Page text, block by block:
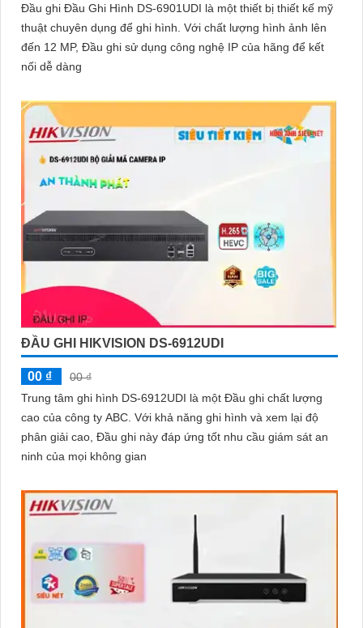
minh với giá cả phải chăng và hình ảnh chất lượng sắc nét. Hãy
đầu tư vào an ninh và yên tâm hơn với Camera Hikvision!
Hy vọng rằng bài viết giới thiệu trên sẽ giúp bạn thu hút được
chất lượng.
Đầu ghi Đầu Ghi Hình DS-6901UDI là một thiết bị thiết kế mỹ
thuật chuyên dụng để ghi hình. Với chất lượng hình ảnh lên
đến 12 MP, Đầu ghi sử dụng công nghệ IP của hãng để kết
nối dễ dàng
ĐẦU GHI HIKVISION DS-6912UDI
00 ₫
00 ₫
Trung tâm ghi hình DS-6912UDI là một Đầu ghi chất lượng
cao của công ty ABC. Với khả năng ghi hình và xem lại độ
phân giải cao, Đầu ghi này đáp ứng tốt nhu cầu giám sát an
ninh của mọi không gian